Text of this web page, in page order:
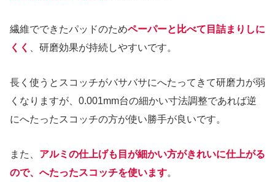
繊維でできたパッドのためペーパーと比べて目詰まりしに
くく
、研磨効果が持続しやすいです。
長く使うとスコッチがバサバサにへたってきて研磨力が弱
くなりますが、0.001mm台の細かい寸法調整であれば逆
にへたったスコッチの方が使い勝手が良いです。
また、 アルミの仕上げも目が細かい方がきれいに仕上がる
ので、へたったスコッチを使います。